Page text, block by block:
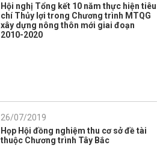
Hội nghị Tổng kết 10 năm thực hiện tiêu
chí Thủy lợi trong Chương trình MTQG
xây dựng nông thôn mới giai đoạn
2010-2020
26/07/2019
Họp Hội đồng nghiệm thu cơ sở đề tài
thuộc Chương trình Tây Bắc